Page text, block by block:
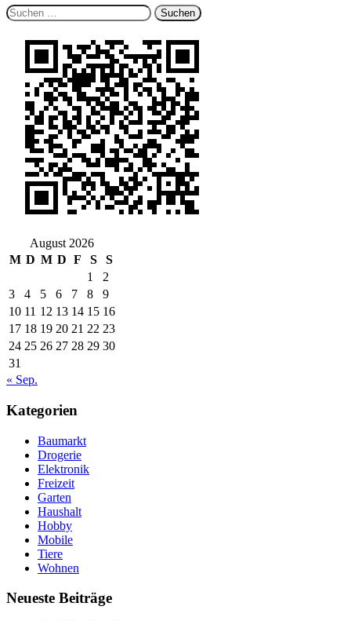
Suchen
nach:
August 2026
M D M D F S
S
1
2
3
4 5 6 7 8
9
10 11 12 13 14 15 16
17 18 19 20 21 22 23
24 25 26 27 28 29 30
31
« Sep.
Kategorien
Baumarkt
Drogerie
Elektronik
Freizeit
Garten
Haushalt
Hobby
Mobile
Tiere
Wohnen
Neueste Beiträge